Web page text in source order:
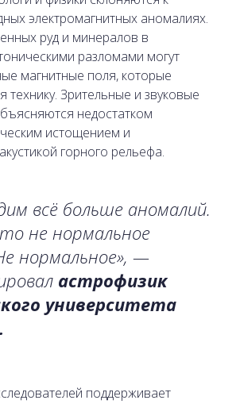
электромагнитных аномалиях.
руд и минералов в
разломами могут
магнитные поля, которые
технику. Зрительные и звуковые
недостатком
истощением и
горного рельефа.
всё больше аномалий.
не нормальное
нормальное», —
астрофизик
университета
поддерживает